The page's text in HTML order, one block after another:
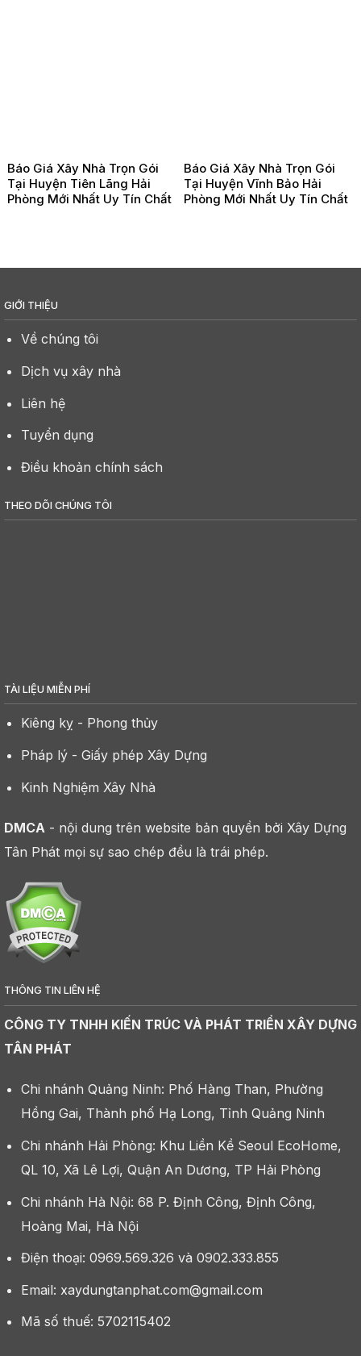
Báo Giá Xây Nhà Trọn Gói
Tại Huyện Tiên Lãng Hải
Phòng Mới Nhất Uy Tín Chất
Báo Giá Xây Nhà Trọn Gói
Tại Huyện Vĩnh Bảo Hải
Phòng Mới Nhất Uy Tín Chất
GIỚI THIỆU
Về chúng tôi
Dịch vụ xây nhà
Liên hệ
Tuyển dụng
Điều khoản chính sách
THEO DÕI CHÚNG TÔI
TÀI LIỆU MIỄN PHÍ
Kiêng kỵ - Phong thủy
Pháp lý - Giấy phép Xây Dựng
Kinh Nghiệm Xây Nhà
DMCA - nội dung trên website bản quyền bởi Xây Dựng
Tân Phát mọi sự sao chép đều là trái phép.
THÔNG TIN LIÊN HỆ
CÔNG TY TNHH KIẾN TRÚC VÀ PHÁT TRIỂN XÂY DỰNG
TÂN PHÁT
Chi nhánh Quảng Ninh: Phố Hàng Than, Phường
Hồng Gai, Thành phố Hạ Long, Tỉnh Quảng Ninh
Chi nhánh Hải Phòng: Khu Liền Kề Seoul EcoHome,
QL 10, Xã Lê Lợi, Quận An Dương, TP Hải Phòng
Chi nhánh Hà Nội: 68 P. Định Công, Định Công,
Hoàng Mai, Hà Nội
Điện thoại: 0969.569.326 và 0902.333.855
Email: xaydungtanphat.com@gmail.com
Mã số thuế: 5702115402